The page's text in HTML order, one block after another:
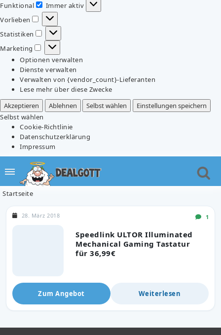
Funktional
Funktional
Immer aktiv
Vorlieben
Vorlieben
Statistiken
Statistiken
Marketing
Marketing
Optionen verwalten
Dienste verwalten
Verwalten von {vendor_count}-Lieferanten
Lese mehr über diese Zwecke
Akzeptieren
Ablehnen Selbst wählen
Einstellungen speichern
Selbst wählen
Cookie-Richtlinie
Datenschutzerklärung
Impressum
Startseite
Speedlink ULTOR Illuminated
Mechanical Gaming Tastatur
für 36,99€
28. März 2018 1
Zum Angebot Weiterlesen